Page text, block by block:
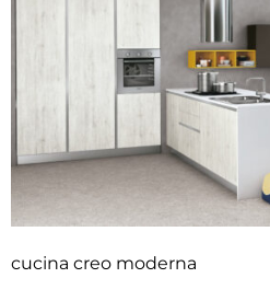
cucina creo moderna